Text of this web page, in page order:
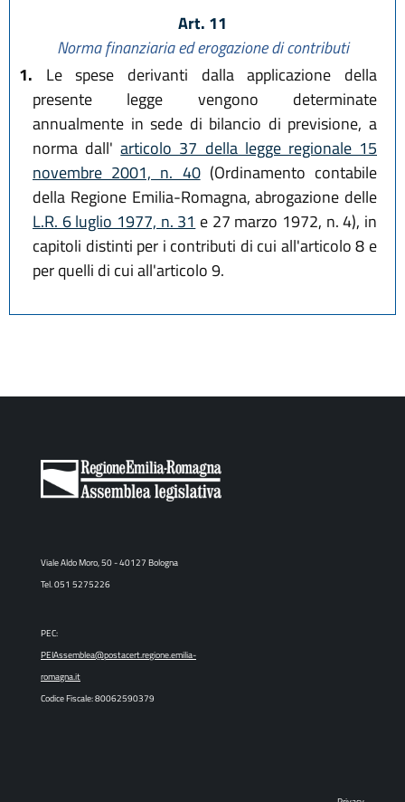
Art. 11
Norma finanziaria ed erogazione di contributi
1. Le spese derivanti dalla applicazione della
presente legge vengono determinate
annualmente in sede di bilancio di previsione, a
norma dall'articolo 37 della legge regionale 15
novembre 2001, n. 40(Ordinamento contabile
della Regione Emilia-Romagna, abrogazione delle
L.R. 6 luglio 1977, n. 31 e 27 marzo 1972, n. 4), in
capitoli distinti per i contributi di cui all'articolo 8 e
per quelli di cui all'articolo 9.
Viale Aldo Moro, 50 - 40127 Bologna
Tel. 051 5275226
PEC:
PEIAssemblea@postacert.regione.emilia-
romagna.it
Codice Fiscale: 80062590379